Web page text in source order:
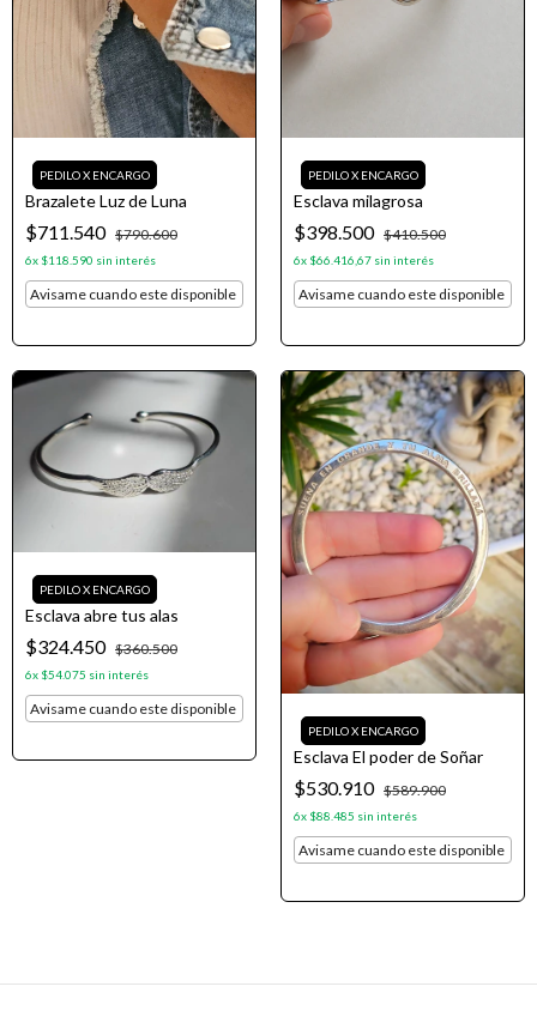
Brazalete Luz de Luna
$711.540 $790.600
6x $118.590 sin interés
Avisame cuando este disponible
Esclava milagrosa
$398.500 $410.500
6x $66.416,67 sin interés
Avisame cuando este disponible
Esclava abre tus alas
$324.450 $360.500
6x $54.075 sin interés
Avisame cuando este disponible
Esclava El poder de Soñar
$530.910 $589.900
6x $88.485 sin interés
Avisame cuando este disponible